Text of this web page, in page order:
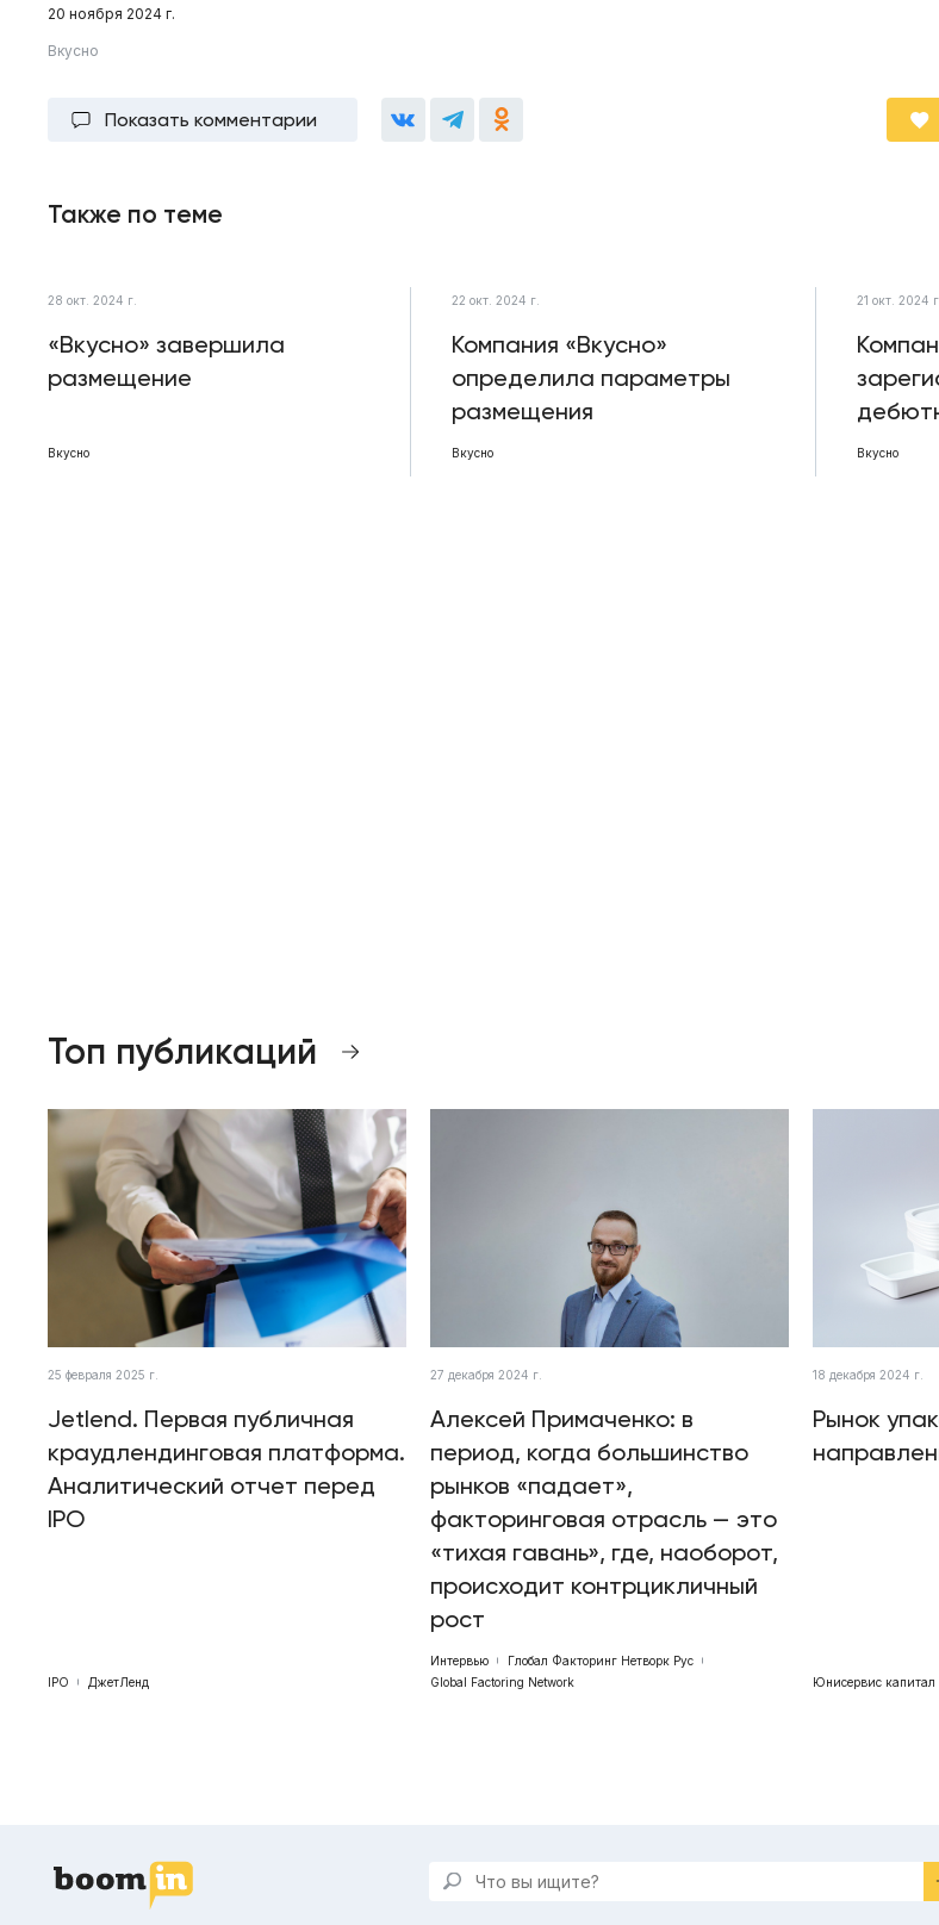
20 ноября 2024 г.
Вкусно
Показать комментарии
Также по теме
28 окт. 2024 г.
«Вкусно» завершила
размещение
Вкусно
22 окт. 2024 г.
Компания «Вкусно»
определила параметры
размещения
Вкусно
21 окт. 2024 г.
Вкусно
Топ публикаций
25 февраля 2025 г.
Jetlend. Первая публичная
краудлендинговая платформа.
Аналитический отчет перед
IPO
IPO ДжетЛенд
27 декабря 2024 г.
Алексей Примаченко: в
период, когда большинство
рынков «падает»,
факторинговая отрасль — это
«тихая гавань», где, наоборот,
происходит контрцикличный
рост
Интервью
Глобал Факторинг Нетворк Рус
Global Factoring Network
18 декабря 2024 г.
Рынок
Юнисервис капитал